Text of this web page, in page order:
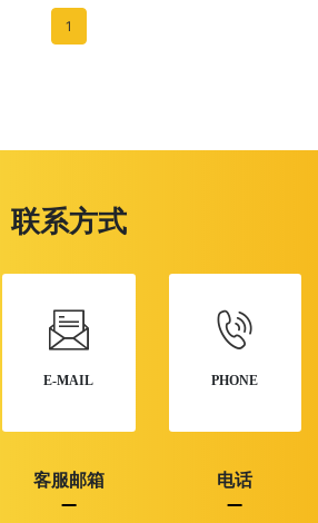
1
联系方式
E-MAIL
客服邮箱
PHONE
电话